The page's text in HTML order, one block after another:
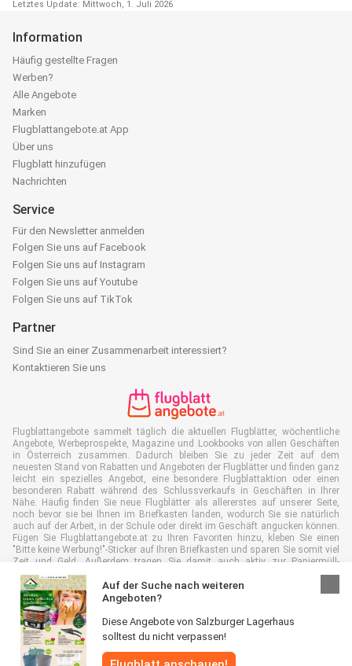
Letztes Update: Mittwoch, 1. Juli 2026
Auf der Suche nach weiteren
Angeboten?
Diese Angebote von Salzburger Lagerhaus
solltest du nicht verpassen!
Information
Häufig gestellte Fragen
Werben?
Alle Angebote
Marken
Flugblattangebote.at App
Über uns
Flugblatt hinzufügen
Nachrichten
Service
Für den Newsletter anmelden
Folgen Sie uns auf Facebook
Folgen Sie uns auf Instagram
Folgen Sie uns auf Youtube
Folgen Sie uns auf TikTok
Partner
Sind Sie an einer Zusammenarbeit interessiert?
Kontaktieren Sie uns
Flugblattangebote sammelt täglich die aktuellen Flugblätter, wöchentliche
Angebote, Werbeprospekte, Magazine und Lookbooks von allen Geschäften
in Österreich zusammen. Dadurch bleiben Sie zu jeder Zeit auf dem
neuesten Stand von Rabatten und Angeboten der Flugblätter und finden ganz
leicht ein spezielles Angebot, eine besondere Flugblattaktion oder einen
besonderen Rabatt während des Schlussverkaufs in Geschäften in Ihrer
Nähe. Häufig finden Sie neue Flugblätter als allererstes auf unserer Seite,
noch bevor sie bei Ihnen im Briefkasten landen, wodurch Sie sie natürlich
auch auf der Arbeit, in der Schule oder direkt im Geschäft angucken können.
Fügen Sie Flugblattangebote.at zu Ihren Favoriten hinzu, kleben Sie einen
"Bitte keine Werbung!"-Sticker auf Ihren Briefkasten und sparen Sie somit viel
Zeit und Geld. Außerdem tragen Sie damit auch aktiv zur Papiermüll-
Reduktion bei, was gut für unsere Umwelt ist.
Alle Rechte vorbehalten © Flugblattangebote.at 2026 |